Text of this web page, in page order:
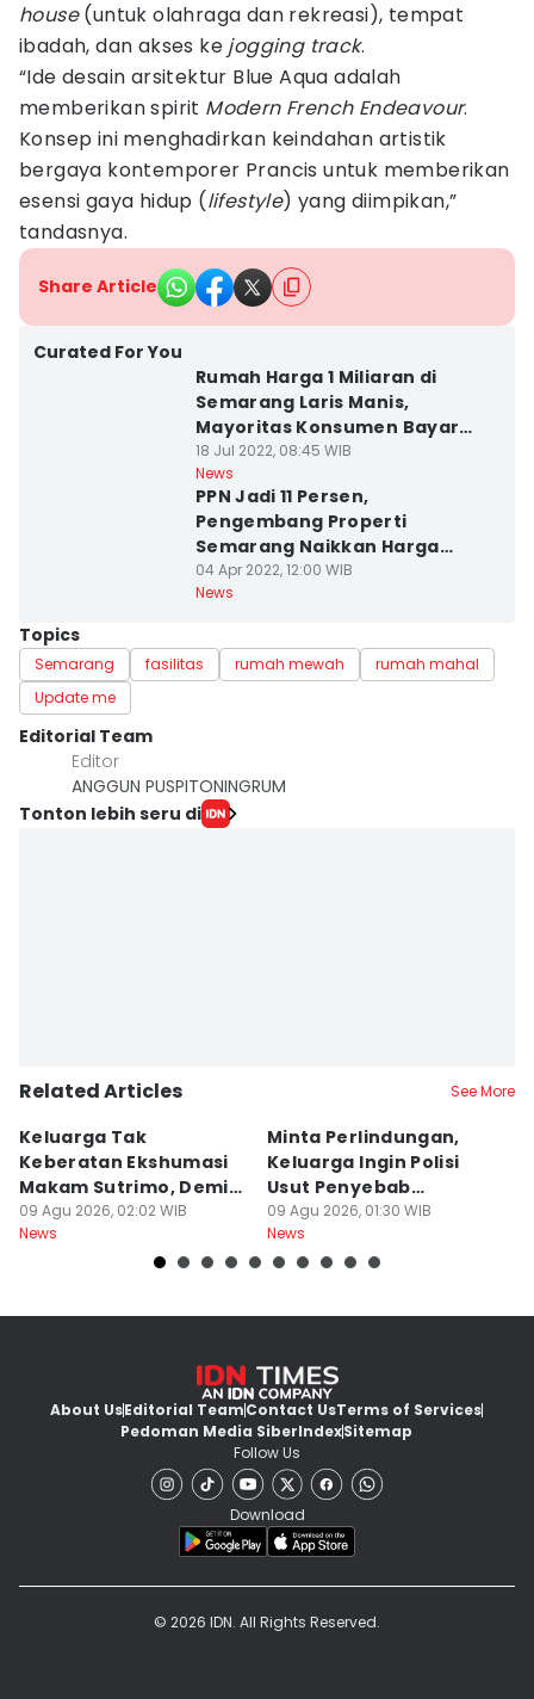
house(untuk olahraga dan rekreasi), tempat
ibadah, dan akses ke jogging track.
“Ide desain arsitektur Blue Aqua adalah
memberikan spirit Modern French Endeavour.
Konsep ini menghadirkan keindahan artistik
bergaya kontemporer Prancis untuk memberikan
esensi gaya hidup (lifestyle) yang diimpikan,”
tandasnya.
Share Article
Curated For You
Rumah Harga 1 Miliaran di
Semarang Laris Manis,
Mayoritas Konsumen Bayar
Cash
18 Jul 2022, 08:45 WIB
News
PPN Jadi 11 Persen,
Pengembang Properti
Semarang Naikkan Harga
Rumah
04 Apr 2022, 12:00 WIB
News
Topics
Semarang fasilitas rumah mewah
rumah mahal
Update me
Editorial Team
Editor
ANGGUN PUSPITONINGRUM
Tonton lebih seru di
Related Articles See More
Keluarga Tak
Keberatan Ekshumasi
Makam Sutrimo, Demi
Usut Kematian
Almarhum
09 Agu 2026, 02:02 WIB
News
Minta Perlindungan,
Keluarga Ingin Polisi
Usut Penyebab
Kematian Sutrimo
09 Agu 2026, 01:30 WIB
News
About UsEditorial TeamContact UsTerms of Services
Pedoman Media SiberIndexSitemap
Follow Us
Download
© 2026 IDN. All Rights Reserved.